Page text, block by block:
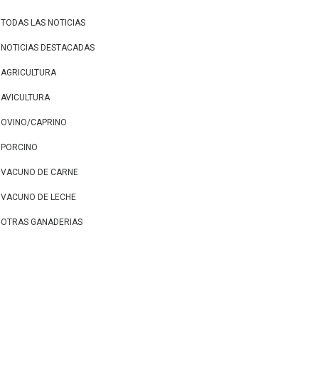
TODAS LAS NOTICIAS
NOTICIAS DESTACADAS
AGRICULTURA
AVICULTURA
OVINO/CAPRINO
PORCINO
VACUNO DE CARNE
VACUNO DE LECHE
OTRAS GANADERIAS